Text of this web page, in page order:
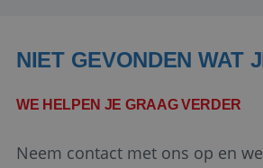
NIET GEVONDEN WAT
WE HELPEN JE GRAAG VERDER
Neem contact met ons op en